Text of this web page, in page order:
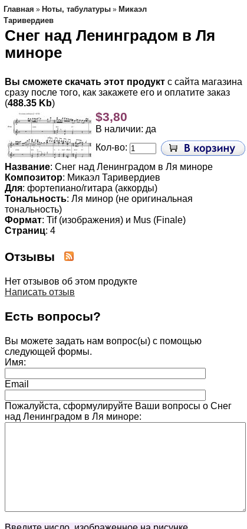
Главная » Ноты, табулатуры » Микаэл
Таривердиев
Снег над Ленинградом в Ля
миноре
Вы сможете скачать этот продукт с сайта магазина
сразу после того, как закажете его и оплатите заказ
(488.35 Kb)
$3,80
В наличии: да
Кол-во:
Название: Снег над Ленинградом в Ля миноре
Композитор: Микаэл Таривердиев
Для: фортепиано/гитара (аккорды)
Тональность: Ля минор (не оригинальная
тональность)
Формат: Tif (изображения) и Mus (Finale)
Страниц: 4
Отзывы
Нет отзывов об этом продукте
Написать отзыв
Есть вопросы?
Вы можете задать нам вопрос(ы) с помощью
следующей формы.
Имя:
Email
Пожалуйста, сформулируйте Ваши вопросы о Снег
над Ленинградом в Ля миноре: